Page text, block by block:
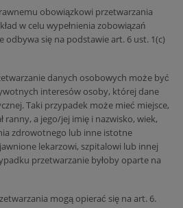
obowiązkowi przetwarzania
w celu wypełnienia zobowiązań
się na podstawie art. 6 ust. 1(c)
danych osobowych może być
interesów osoby, której dane
Taki przypadek może mieć miejsce,
ranny, a jego/jej imię i nazwisko, wiek,
zdrowotnego lub inne istotne
lekarzowi, szpitalowi lub innej
przetwarzanie byłoby oparte na
mogą opierać się na art. 6.